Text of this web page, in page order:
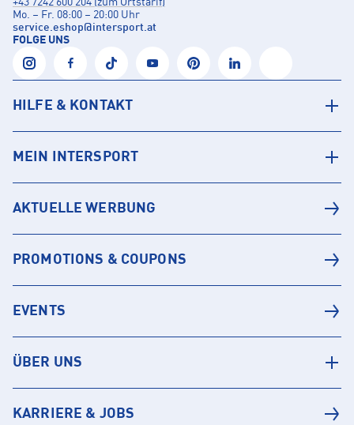
+43 7242 600 204 (zum Ortstarif)
Mo. – Fr. 08:00 – 20:00 Uhr
service.eshop@intersport.at
FOLGE UNS
HILFE & KONTAKT
MEIN INTERSPORT
AKTUELLE WERBUNG
PROMOTIONS & COUPONS
EVENTS
ÜBER UNS
KARRIERE & JOBS